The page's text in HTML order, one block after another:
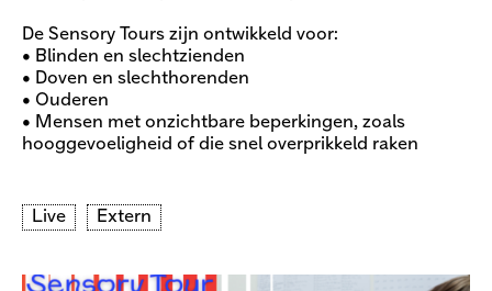
De Sensory Tours zijn ontwikkeld voor:
• Blinden en slechtzienden
• Doven en slechthorenden
• Ouderen
• Mensen met onzichtbare beperkingen, zoals
hooggevoeligheid of die snel overprikkeld raken
Live Extern